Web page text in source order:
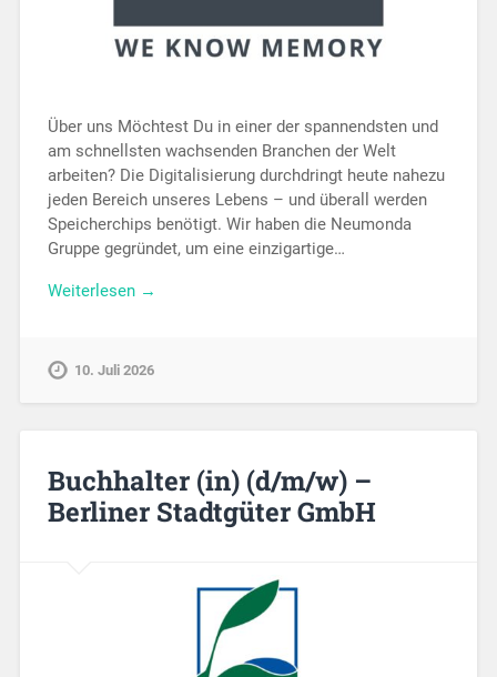
Über uns Möchtest Du in einer der spannendsten und
am schnellsten wachsenden Branchen der Welt
arbeiten? Die Digitalisierung durchdringt heute nahezu
jeden Bereich unseres Lebens – und überall werden
Speicherchips benötigt. Wir haben die Neumonda
Gruppe gegründet, um eine einzigartige…
Weiterlesen →
10. Juli 2026
Buchhalter (in) (d/m/w) –
Berliner Stadtgüter GmbH